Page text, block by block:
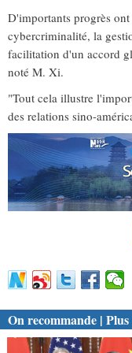
D'importants progrès
cybercriminalité, la
facilitation d'un accord
noté M. Xi.
"Tout cela illustre
des relations sino-
On recommande |